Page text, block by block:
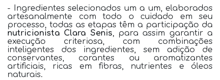
- Ingredientes selecionados um a um, elaborados
artesanalmente com todo o cuidado em seu
processo, todas as etapas têm a participação da
nutricionista Clara Senis, para assim garantir a
execução criteriosa, com combinações
inteligentes dos ingredientes, sem adição de
conservantes, corantes ou aromatizantes
artificiais, ricas em fibras, nutrientes e óleos
naturais.